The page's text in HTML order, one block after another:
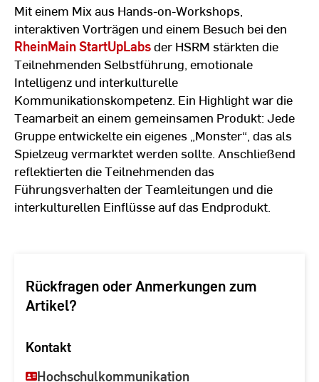
Mit einem Mix aus Hands-on-Workshops,
interaktiven Vorträgen und einem Besuch bei den
RheinMain StartUpLabsder HSRM stärkten die
Teilnehmenden Selbstführung, emotionale
Intelligenz und interkulturelle
Kommunikationskompetenz. Ein Highlight war die
Teamarbeit an einem gemeinsamen Produkt: Jede
Gruppe entwickelte ein eigenes „Monster“, das als
Spielzeug vermarktet werden sollte. Anschließend
reflektierten die Teilnehmenden das
Führungsverhalten der Teamleitungen und die
interkulturellen Einflüsse auf das Endprodukt.
Rückfragen oder Anmerkungen zum
Artikel?
Kontakt
Hochschulkommunikation